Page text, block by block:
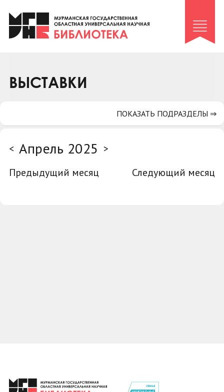
Клуб «Гиря и сельдерей»
Клуб «Семейный архив»
Коллегам
ВЫСТАВКИ
< Апрель 2025 >
Предыдущий месяц
Следующий месяц
ПОКАЗАТЬ ПОДРАЗДЕЛЫ ⇒